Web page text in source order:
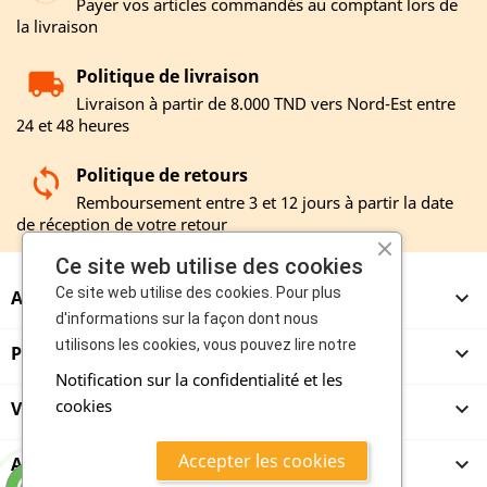
la livraison
Politique de livraison
Livraison à partir de 8.000 TND vers Nord-Est entre
24 et 48 heures
Politique de retours
Remboursement entre 3 et 12 jours à partir la date
de réception de votre retour
A PROPOS 
PRODUITS 
VENDEURS 
ACHETEURS 
Ce site web utilise des cookies
Ce site web utilise des cookies. Pour plus
d'informations sur la façon dont nous
utilisons les cookies, vous pouvez lire notre
Notification sur la confidentialité et les
cookies
Accepter les cookies